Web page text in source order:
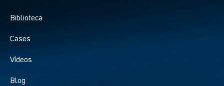
Biblioteca
Cases
Vídeos
Blog